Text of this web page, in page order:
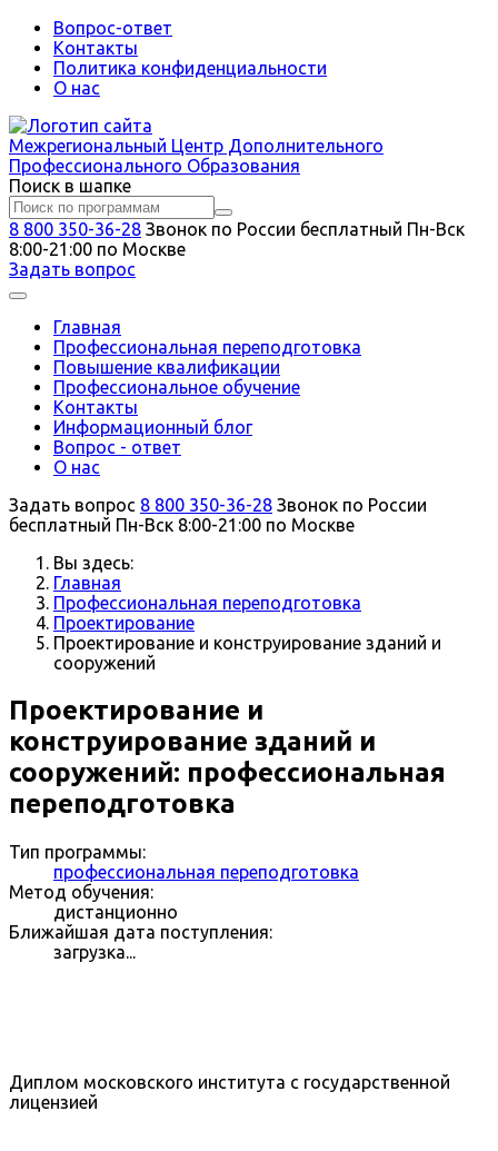
Вопрос-ответ
Контакты
Политика конфиденциальности
О нас
Межрегиональный Центр Дополнительного
Профессионального Образования
Поиск в шапке
8 800 350-36-28 Звонок по России бесплатный Пн-Вск
8:00-21:00 по Москве
Задать вопрос
Главная
Профессиональная переподготовка
Повышение квалификации
Профессиональное обучение
Контакты
Информационный блог
Вопрос - ответ
О нас
Задать вопрос 8 800 350-36-28 Звонок по России
бесплатный Пн-Вск 8:00-21:00 по Москве
Вы здесь:
Главная
Профессиональная переподготовка
Проектирование
Проектирование и конструирование зданий и
сооружений
Проектирование и
конструирование зданий и
сооружений: профессиональная
переподготовка
Тип программы:
профессиональная переподготовка
Метод обучения:
дистанционно
Ближайшая дата поступления:
загрузка...
Диплом московского института с государственной
лицензией